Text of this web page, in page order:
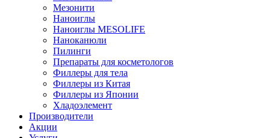
Мезонити
Наноиглы
Наноиглы MESOLIFE
Наноканюли
Пилинги
Препараты для косметологов
Филлеры для тела
Филлеры из Китая
Филлеры из Японии
Хладоэлемент
Производители
Акции